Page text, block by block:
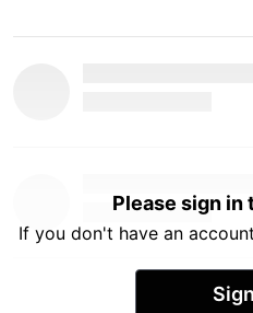
Please sign in
If you don't have an